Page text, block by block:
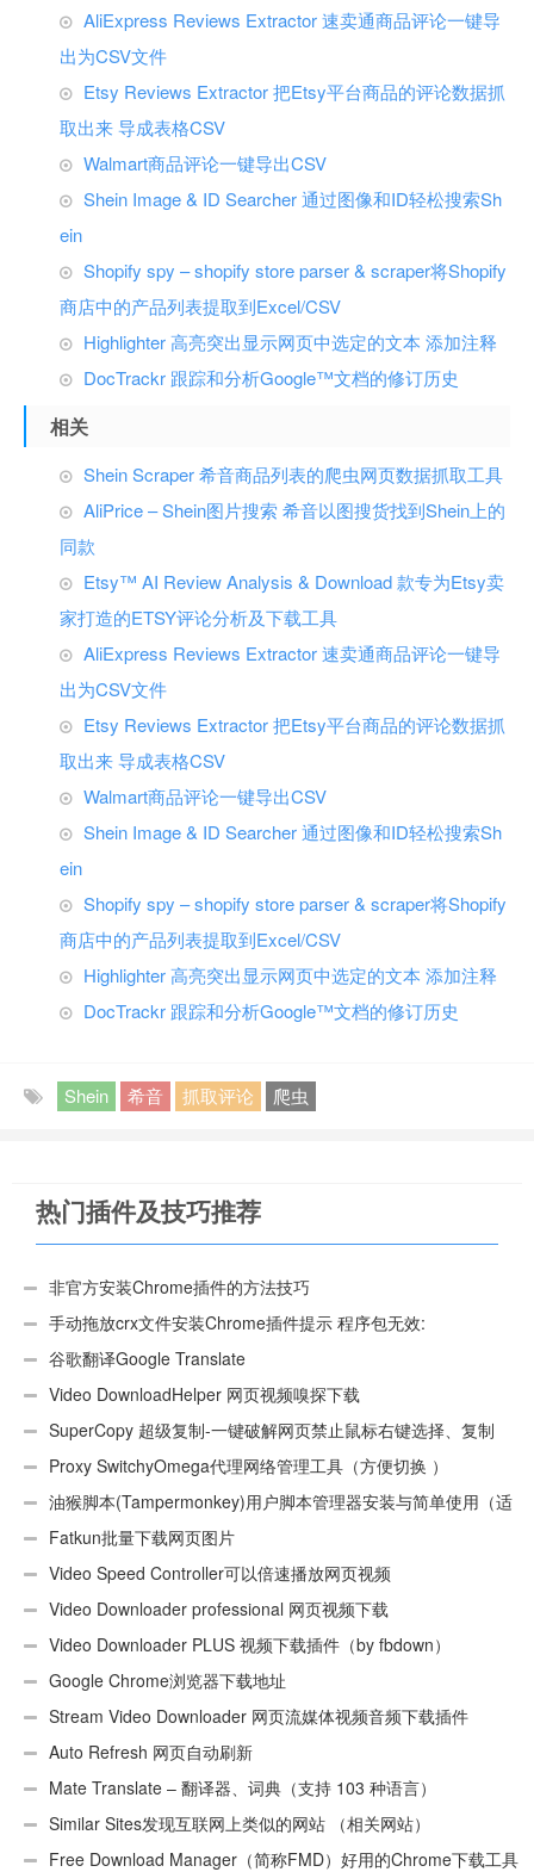
AliExpress Reviews Extractor 速卖通商品评论一键导
出为CSV文件
Etsy Reviews Extractor 把Etsy平台商品的评论数据抓
取出来 导成表格CSV
Walmart商品评论一键导出CSV
Shein Image & ID Searcher 通过图像和ID轻松搜索Sh
ein
Shopify spy – shopify store parser & scraper将Shopify
商店中的产品列表提取到Excel/CSV
Highlighter 高亮突出显示网页中选定的文本 添加注释
DocTrackr 跟踪和分析Google™文档的修订历史
相关
Shein Scraper 希音商品列表的爬虫网页数据抓取工具
AliPrice – Shein图片搜索 希音以图搜货找到Shein上的
同款
Etsy™ AI Review Analysis & Download 款专为Etsy卖
家打造的ETSY评论分析及下载工具
AliExpress Reviews Extractor 速卖通商品评论一键导
出为CSV文件
Etsy Reviews Extractor 把Etsy平台商品的评论数据抓
取出来 导成表格CSV
Walmart商品评论一键导出CSV
Shein Image & ID Searcher 通过图像和ID轻松搜索Sh
ein
Shopify spy – shopify store parser & scraper将Shopify
商店中的产品列表提取到Excel/CSV
Highlighter 高亮突出显示网页中选定的文本 添加注释
DocTrackr 跟踪和分析Google™文档的修订历史
Shein 希音 抓取评论 爬虫
热门插件及技巧推荐
非官方安装Chrome插件的方法技巧
手动拖放crx文件安装Chrome插件提示 程序包无效:
“CEX_HEADER_INVALID”的解决办法
谷歌翻译Google Translate
Video DownloadHelper 网页视频嗅探下载
SuperCopy 超级复制-一键破解网页禁止鼠标右键选择、复制
Proxy SwitchyOmega代理网络管理工具（方便切换 ）
油猴脚本(Tampermonkey)用户脚本管理器安装与简单使用（适
用Android）
Fatkun批量下载网页图片
Video Speed Controller可以倍速播放网页视频
Video Downloader professional 网页视频下载
Video Downloader PLUS 视频下载插件（by fbdown）
Google Chrome浏览器下载地址
Stream Video Downloader 网页流媒体视频音频下载插件
Auto Refresh 网页自动刷新
Mate Translate – 翻译器、词典（支持 103 种语言）
Similar Sites发现互联网上类似的网站 （相关网站）
Free Download Manager（简称FMD）好用的Chrome下载工具